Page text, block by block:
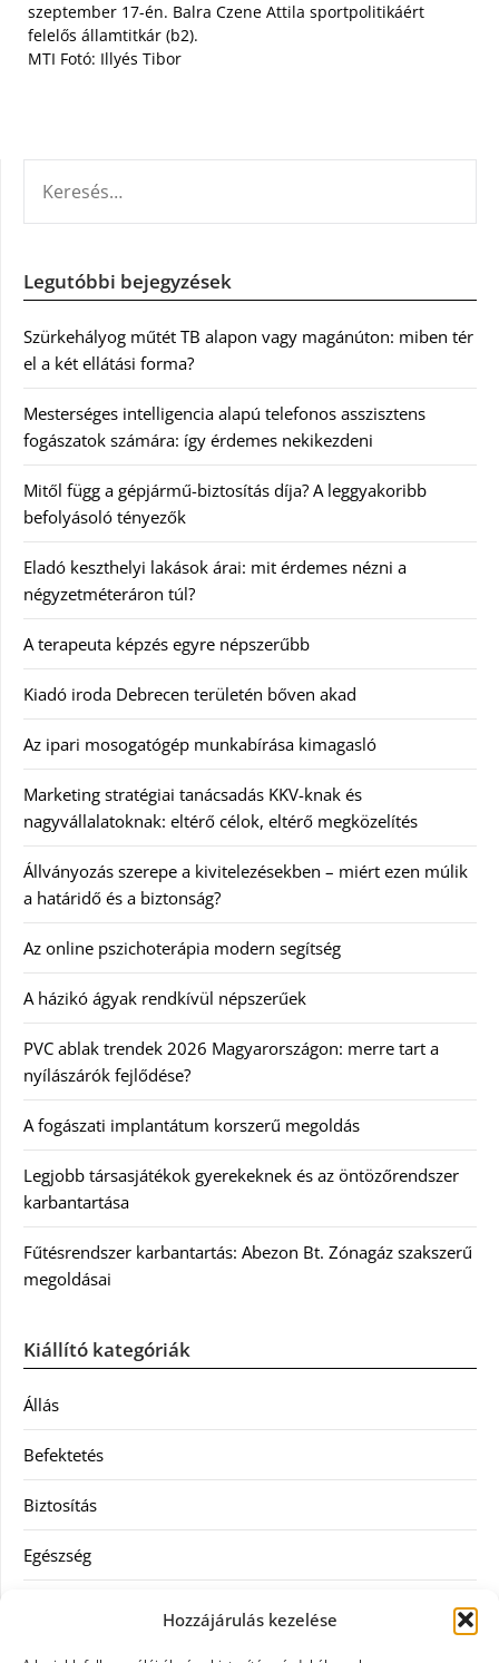
Hozzájárulás kezelése
szeptember 17-én. Balra Czene Attila sportpolitikáért
felelős államtitkár (b2).
MTI Fotó: Illyés Tibor
Legutóbbi bejegyzések
Szürkehályog műtét TB alapon vagy magánúton: miben tér
el a két ellátási forma?
Mesterséges intelligencia alapú telefonos asszisztens
fogászatok számára: így érdemes nekikezdeni
Mitől függ a gépjármű-biztosítás díja? A leggyakoribb
befolyásoló tényezők
Eladó keszthelyi lakások árai: mit érdemes nézni a
négyzetméteráron túl?
A terapeuta képzés egyre népszerűbb
Kiadó iroda Debrecen területén bőven akad
Az ipari mosogatógép munkabírása kimagasló
Marketing stratégiai tanácsadás KKV-knak és
nagyvállalatoknak: eltérő célok, eltérő megközelítés
Állványozás szerepe a kivitelezésekben – miért ezen múlik
a határidő és a biztonság?
Az online pszichoterápia modern segítség
A házikó ágyak rendkívül népszerűek
PVC ablak trendek 2026 Magyarországon: merre tart a
nyílászárók fejlődése?
A fogászati implantátum korszerű megoldás
Legjobb társasjátékok gyerekeknek és az öntözőrendszer
karbantartása
Fűtésrendszer karbantartás: Abezon Bt. Zónagáz szakszerű
megoldásai
Kiállító kategóriák
Állás
Befektetés
Biztosítás
Egészség
Ingatlan